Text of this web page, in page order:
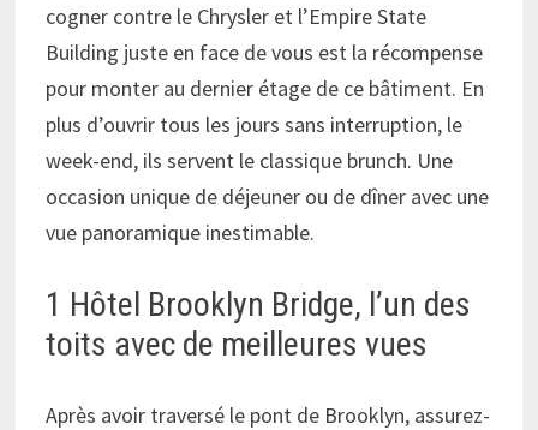
cogner contre le Chrysler et l’Empire State
Building juste en face de vous est la récompense
pour monter au dernier étage de ce bâtiment. En
plus d’ouvrir tous les jours sans interruption, le
week-end, ils servent le classique brunch. Une
occasion unique de déjeuner ou de dîner avec une
vue panoramique inestimable.
1 Hôtel Brooklyn Bridge, l’un des
toits avec de meilleures vues
Après avoir traversé le pont de Brooklyn, assurez-